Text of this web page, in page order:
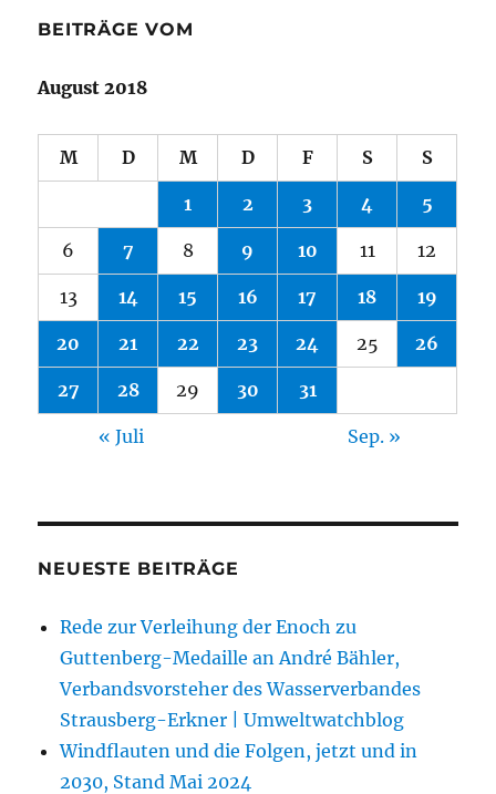
BEITRÄGE VOM
August 2018
M D M D F S S
1 2 3 4 5
6 7 8 9 10 11 12
13 14 15 16 17 18 19
20 21 22 23 24 25 26
27 28 29 30 31
« Juli Sep. »
NEUESTE BEITRÄGE
Rede zur Verleihung der Enoch zu
Guttenberg-Medaille an André Bähler,
Verbandsvorsteher des Wasserverbandes
Strausberg-Erkner | Umweltwatchblog
Windflauten und die Folgen, jetzt und in
2030, Stand Mai 2024